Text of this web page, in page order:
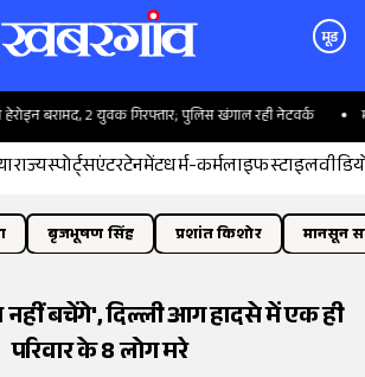
मूड
बरामद, 2 युवक गिरफ्तार; पुलिस खंगाल रही नेटवर्क
राज्यस्पोर्ट्सएंटरटेनमेंटधर्म-कर्मलाइफस्टाइल
बृजभूषण सिंह प्रशांत किशोर मानसून
बचेंगे', दिल्ली आग हादसे में एक ही
परिवार के 8 लोग मरे